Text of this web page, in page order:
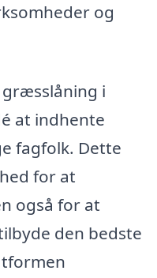
og
i
at indhente
fagfolk. Dette
for at
også for at
den bedste